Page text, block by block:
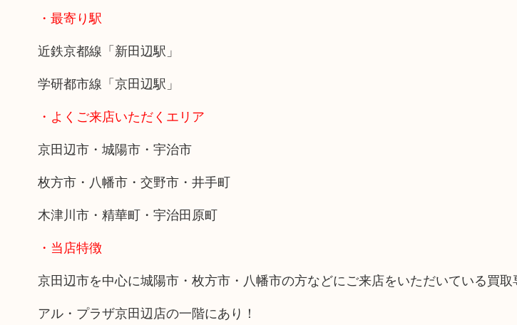
・最寄り駅
近鉄京都線「新田辺駅」
学研都市線「京田辺駅」
・よくご来店いただくエリア
京田辺市・城陽市・宇治市
枚方市・八幡市・交野市・井手町
木津川市・精華町・宇治田原町
・当店特徴
京田辺市を中心に城陽市・枚方市・八幡市の方などにご来店をいただいている買取
アル・プラザ京田辺店の一階にあり！